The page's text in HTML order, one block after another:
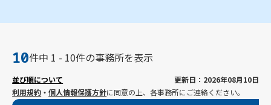
10件中 1 - 10件の事務所を表示
並び順について
更新日：2026年08月10日
利用規約 ・個人情報保護方針に同意の上、各事務所にご連絡ください。